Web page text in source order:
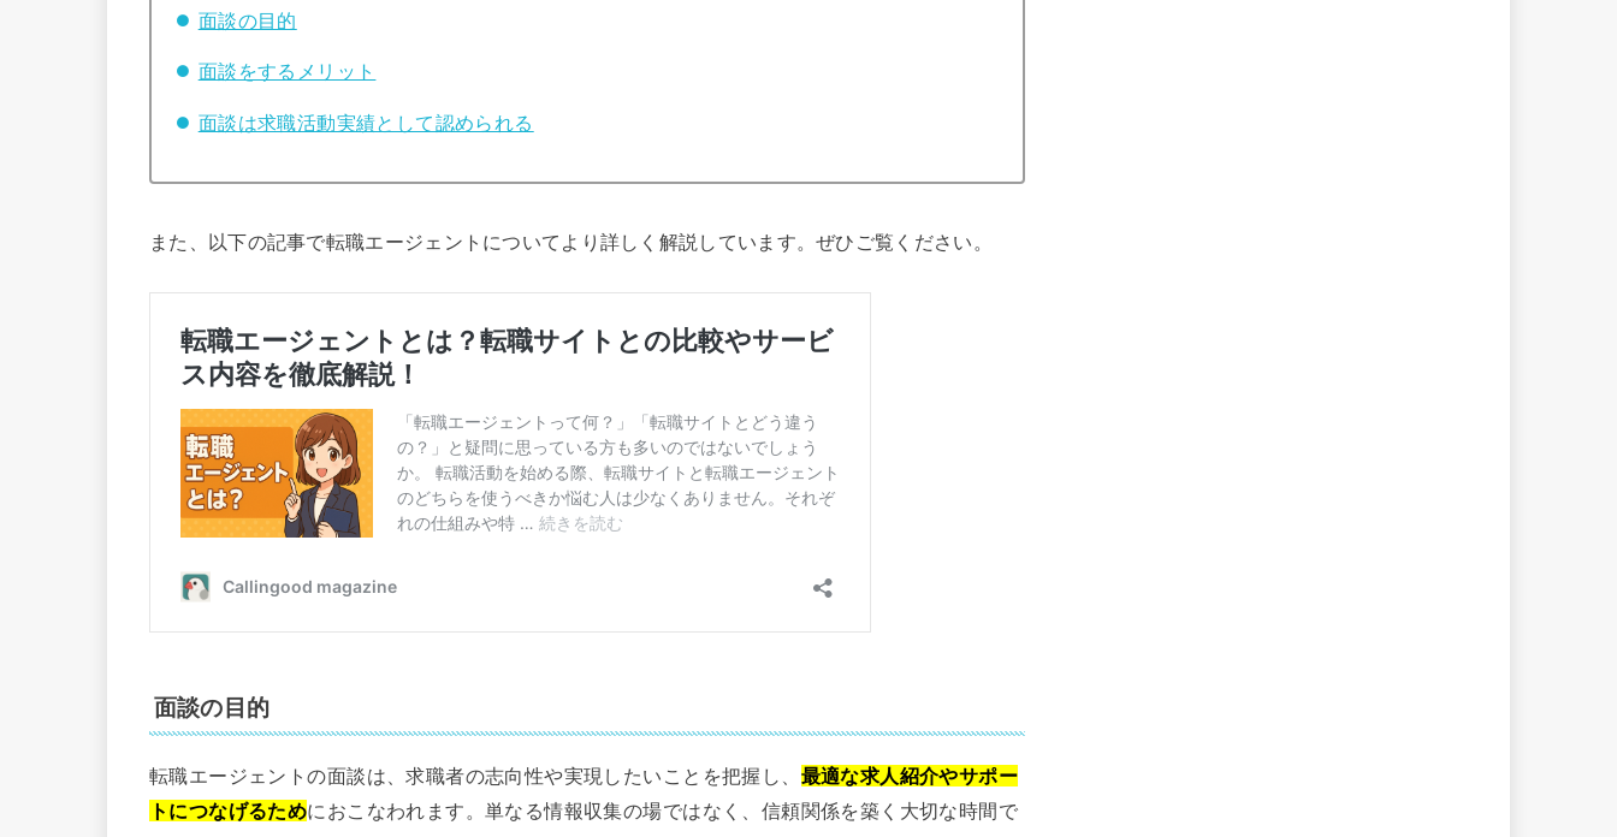
面談の目的
面談をするメリット
面談は求職活動実績として認められる
また、以下の記事で転職エージェントについてより詳しく解説しています。ぜひご覧ください。
面談の目的
転職エージェントの面談は、求職者の志向性や実現したいことを把握し、 最適な求人紹介やサポー
トにつなげるためにおこなわれます。単なる情報収集の場ではなく、信頼関係を築く大切な時間で